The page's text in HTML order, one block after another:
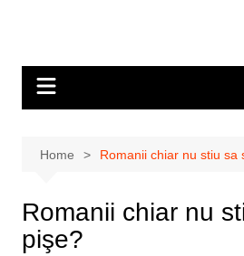
Home Romanii chiar nu stiu sa
Romanii chiar nu
pişe?